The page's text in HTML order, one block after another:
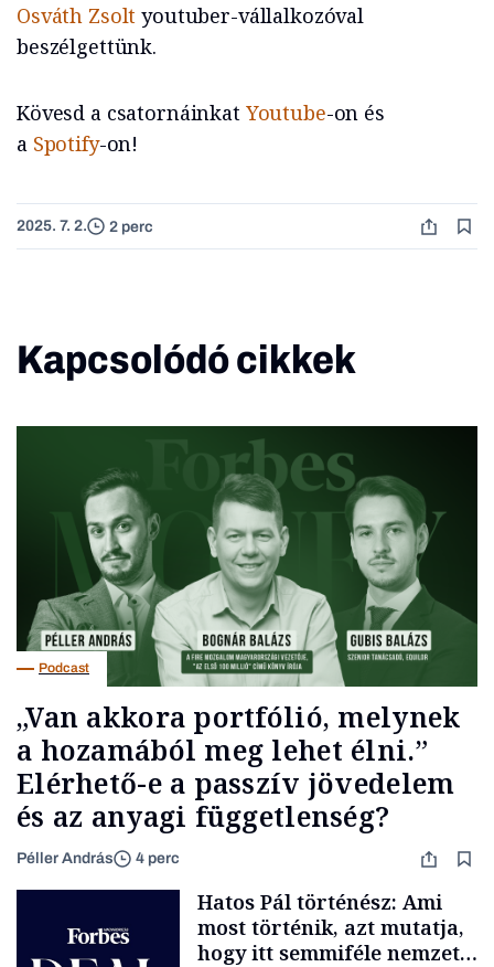
Osváth Zsolt youtuber-vállalkozóval
beszélgettünk.
Kövesd a csatornáinkat Youtube-on és
a Spotify-on!
2025. 7. 2. 2 perc
Kapcsolódó cikkek
Podcast
„Van akkora portfólió, melynek
a hozamából meg lehet élni.”
Elérhető-e a passzív jövedelem
és az anyagi függetlenség?
Péller András 4 perc
Hatos Pál történész: Ami
most történik, azt mutatja,
hogy itt semmiféle nemzeti